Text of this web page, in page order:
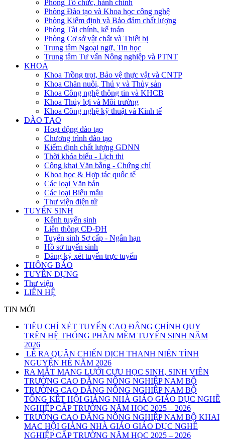
Phòng Tổ chức, hành chính
Phòng Đào tạo và Khoa học công nghệ
Phòng Kiểm định và Bảo đảm chất lượng
Phòng Tài chính, kế toán
Phòng Cơ sở vật chất và Thiết bị
Trung tâm Ngoại ngữ, Tin học
Trung tâm Tư vấn Nông nghiệp và PTNT
KHOA
Khoa Trồng trọt, Bảo vệ thực vật và CNTP
Khoa Chăn nuôi, Thú y và Thủy sản
Khoa Công nghệ thông tin và KHCB
Khoa Thủy lợi và Môi trường
Khoa Công nghệ kỹ thuật và Kinh tế
ĐÀO TẠO
Hoạt động đào tạo
Chương trình đào tạo
Kiểm định chất lượng GDNN
Thời khóa biểu - Lịch thi
Công khai Văn bằng - Chứng chỉ
Khoa học & Hợp tác quốc tế
Các loại Văn bản
Các loại Biểu mẫu
Thư viện điện tử
TUYỂN SINH
Kênh tuyển sinh
Liên thông CĐ-ĐH
Tuyển sinh Sơ cấp - Ngắn hạn
Hồ sơ tuyển sinh
Đăng ký xét tuyển trực tuyến
THÔNG BÁO
TUYỂN DỤNG
Thư viện
LIÊN HỆ
TIN MỚI
TIÊU CHÍ XÉT TUYỂN CAO ĐẲNG CHÍNH QUY
TRÊN HỆ THỐNG PHẦN MỀM TUYỂN SINH NĂM
2026
LỄ RA QUÂN CHIẾN DỊCH THANH NIÊN TÌNH
NGUYỆN HÈ NĂM 2026
RA MẮT MẠNG LƯỚI CỰU HỌC SINH, SINH VIÊN
TRƯỜNG CAO ĐẲNG NÔNG NGHIỆP NAM BỘ
TRƯỜNG CAO ĐẲNG NÔNG NGHIỆP NAM BỘ
TỔNG KẾT HỘI GIẢNG NHÀ GIÁO GIÁO DỤC NGHỀ
NGHIỆP CẤP TRƯỜNG NĂM HỌC 2025 – 2026
TRƯỜNG CAO ĐẲNG NÔNG NGHIỆP NAM BỘ KHAI
MẠC HỘI GIẢNG NHÀ GIÁO GIÁO DỤC NGHỀ
NGHIỆP CẤP TRƯỜNG NĂM HỌC 2025 – 2026